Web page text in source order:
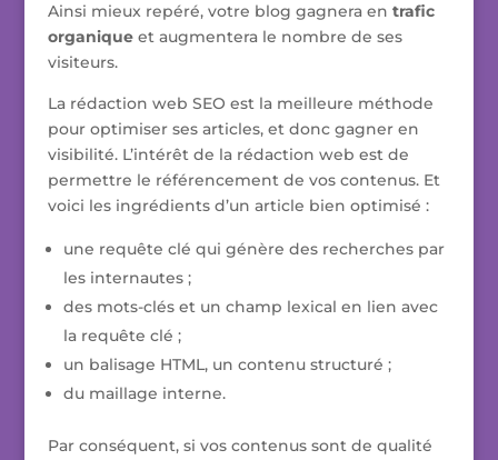
Ainsi mieux repéré, votre blog gagnera en trafic
organiqueet augmentera le nombre de ses
visiteurs.
La rédaction web SEO est la meilleure méthode
pour optimiser ses articles, et donc gagner en
visibilité. L’intérêt de la rédaction web est de
permettre le référencement de vos contenus. Et
voici les ingrédients d’un article bien optimisé :
une requête clé qui génère des recherches par
les internautes ;
des mots-clés et un champ lexical en lien avec
la requête clé ;
un balisage HTML, un contenu structuré ;
du maillage interne.
Par conséquent, si vos contenus sont de qualité